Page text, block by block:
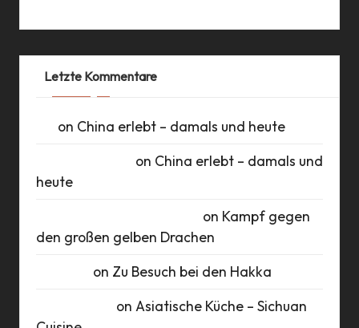
Letzte Kommentare
on China erlebt – damals und heute
on China erlebt – damals und
heute
on Kampf gegen
den großen gelben Drachen
on Zu Besuch bei den Hakka
on Asiatische Küche – Sichuan